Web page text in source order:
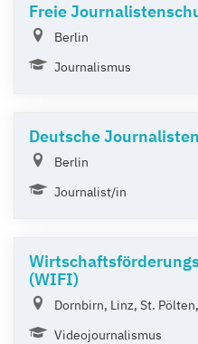
Freie
Berlin
Journalismus
Deutsche
Berlin
Journalist/in
(WIFI)
Dornbirn, Linz, St.
Videojournalismus